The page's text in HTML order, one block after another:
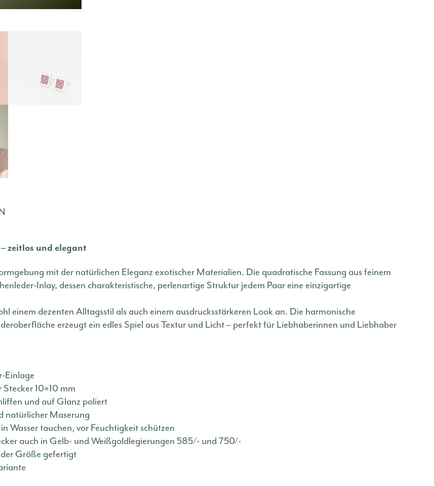
zeitlos und elegant
mit der natürlichen Eleganz exotischer Materialien. Die quadratische Fassung aus feinem
Inlay, dessen charakteristische, perlenartige Struktur jedem Paar eine einzigartige
einem dezenten Alltagsstil als auch einem ausdrucksstärkeren Look an. Die harmonische
erzeugt ein edles Spiel aus Textur und Licht – perfekt für Liebhaberinnen und Liebhaber
Einlage
10×10 mm
und auf Glanz poliert
natürlicher Maserung
Wasser tauchen, vor Feuchtigkeit schützen
auch in Gelb- und Weißgoldlegierungen 585/- und 750/-
Größe gefertigt